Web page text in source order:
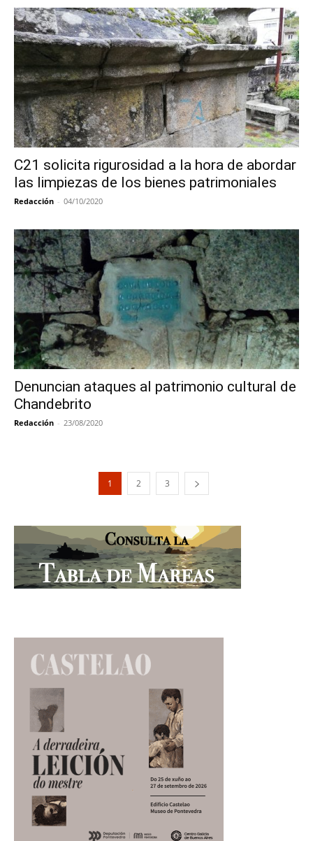
C21 solicita rigurosidad a la hora de abordar
las limpiezas de los bienes patrimoniales
Redacción - 04/10/2020
Denuncian ataques al patrimonio cultural de
Chandebrito
Redacción - 23/08/2020
1 2 3